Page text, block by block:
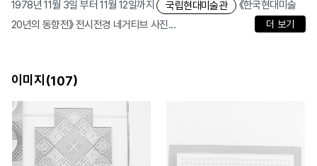
1978년 11월 3일 부터 11월 12일까지 국립현대미술관
《한국현대미술
20년의 동향전》 전시전경 네거티브 사진...
더 보기
이미지(107)